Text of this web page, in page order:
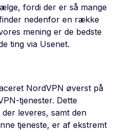
fordi der er så mange
nedenfor en række
mening er de bedste
ting via Usenet.
NordVPN øverst på
tjenester. Dette
leveres, samt den
tjeneste, er af ekstremt